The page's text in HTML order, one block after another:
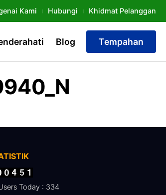
Kami Hubungi Khidmat Pelanggan
Blog Tempahan
Today : 334